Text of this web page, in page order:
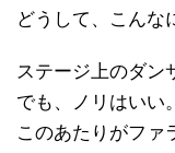
どうして、こんな
ステージ上のダン
でも、ノリはいい。
このあたりがファ